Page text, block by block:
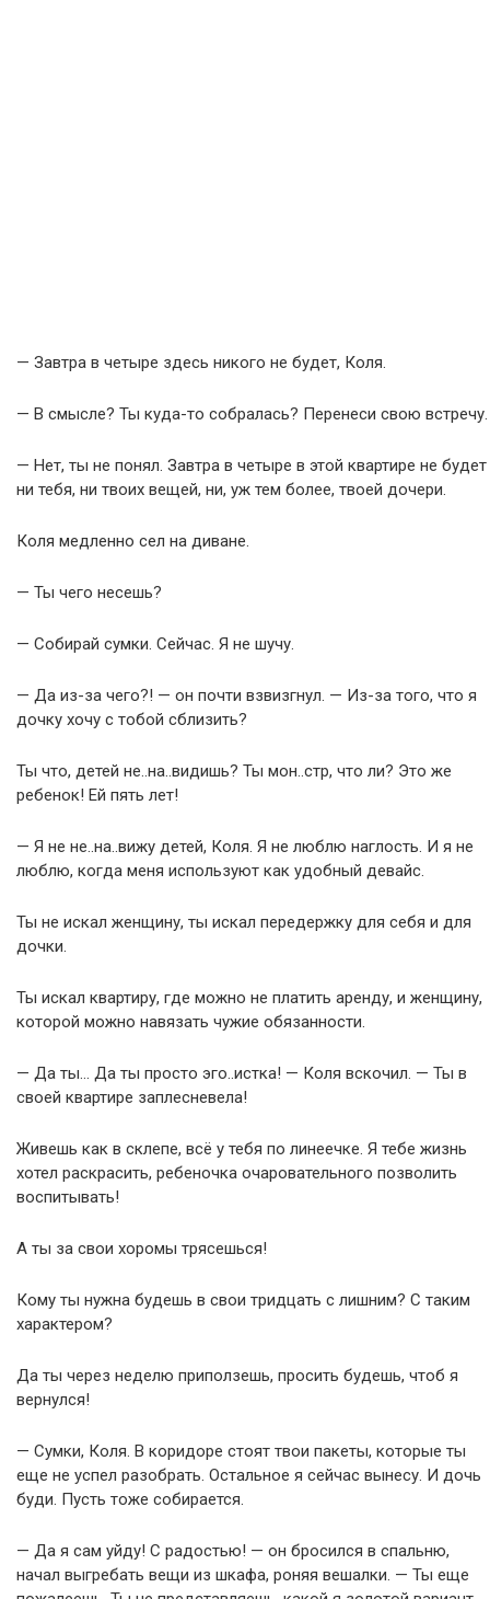
— Завтра в четыре здесь никого не будет, Коля.
— В смысле? Ты куда-то собралась? Перенеси свою встречу.
— Нет, ты не понял. Завтра в четыре в этой квартире не будет
ни тебя, ни твоих вещей, ни, уж тем более, твоей дочери.
Коля медленно сел на диване.
— Ты чего несешь?
— Собирай сумки. Сейчас. Я не шучу.
— Да из-за чего?! — он почти взвизгнул. — Из-за того, что я
дочку хочу с тобой сблизить?
Ты что, детей не..на..видишь? Ты мон..стр, что ли? Это же
ребенок! Ей пять лет!
— Я не не..на..вижу детей, Коля. Я не люблю наглость. И я не
люблю, когда меня используют как удобный девайс.
Ты не искал женщину, ты искал передержку для себя и для
дочки.
Ты искал квартиру, где можно не платить аренду, и женщину,
которой можно навязать чужие обязанности.
— Да ты… Да ты просто эго..истка! — Коля вскочил. — Ты в
своей квартире заплесневела!
Живешь как в склепе, всё у тебя по линеечке. Я тебе жизнь
хотел раскрасить, ребеночка очаровательного позволить
воспитывать!
А ты за свои хоромы трясешься!
Кому ты нужна будешь в свои тридцать с лишним? С таким
характером?
Да ты через неделю приползешь, просить будешь, чтоб я
вернулся!
— Сумки, Коля. В коридоре стоят твои пакеты, которые ты
еще не успел разобрать. Остальное я сейчас вынесу. И дочь
буди. Пусть тоже собирается.
— Да я сам уйду! С радостью! — он бросился в спальню,
начал выгребать вещи из шкафа, роняя вешалки. — Ты еще